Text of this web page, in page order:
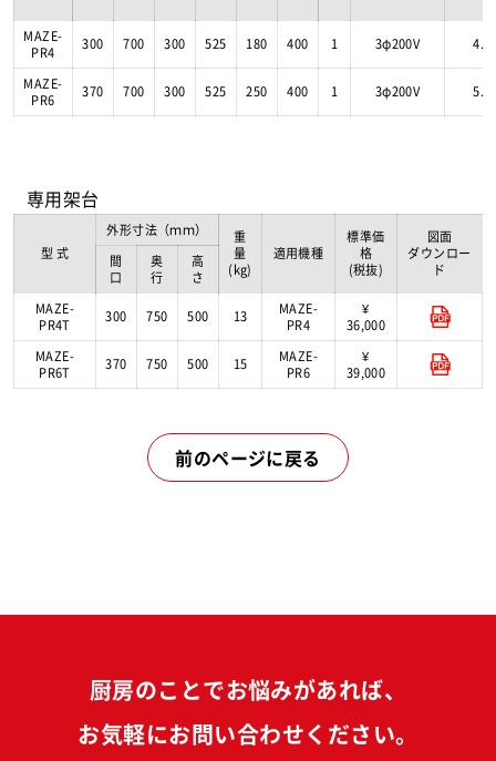
MAZE-
PR4
300 700 300 525 180 400 1 3φ200V
MAZE-
PR6
370 700 300 525 250 400 1 3φ200V
専用架台
型 式
外形寸法（ｍｍ）
重
量
(kg)
適用機種
標準価
格
(税抜)
図面
ダウンロー
ド
間
口
奥
行
高
さ
MAZE-
PR4T
300 750 500 13
MAZE-
PR4
¥
36,000
MAZE-
PR6T
370 750 500 15
MAZE-
PR6
¥
39,000
前のページに戻る
厨房のことでお悩みがあれば、
お気軽にお問い合わせください。